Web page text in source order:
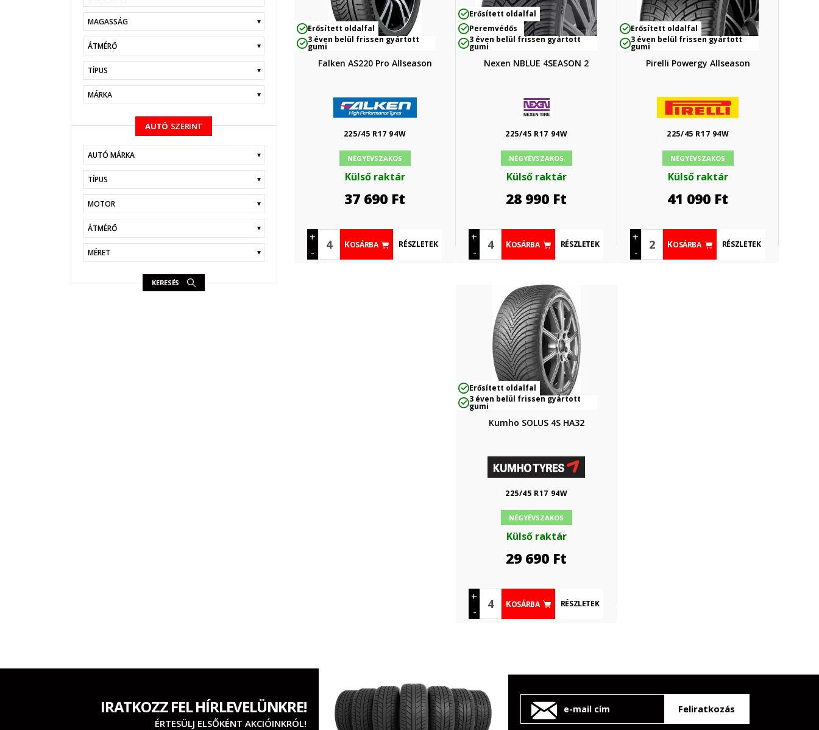
KERESÉS
AUTÓ SZERINT
KERESÉS
Erősített oldalfal
3 éven belül frissen gyártott
gumi
Falken AS220 Pro Allseason
225/45 R17 94W
NÉGYÉVSZAKOS
Külső raktár
37 690 Ft
+
-
KOSÁRBA RÉSZLETEK
Erősített oldalfal
Peremvédős
3 éven belül frissen gyártott
gumi
Nexen NBLUE 4SEASON 2
225/45 R17 94W
NÉGYÉVSZAKOS
Külső raktár
28 990 Ft
+
-
KOSÁRBA RÉSZLETEK
Erősített oldalfal
3 éven belül frissen gyártott
gumi
Pirelli Powergy Allseason
225/45 R17 94W
NÉGYÉVSZAKOS
Külső raktár
41 090 Ft
+
-
KOSÁRBA RÉSZLETEK
Erősített oldalfal
3 éven belül frissen gyártott
gumi
Kumho SOLUS 4S HA32
225/45 R17 94W
NÉGYÉVSZAKOS
Külső raktár
29 690 Ft
+
-
KOSÁRBA RÉSZLETEK
IRATKOZZ FEL HÍRLEVELÜNKRE!
ÉRTESÜLJ ELSŐKÉNT AKCIÓINKRÓL!
Feliratkozás